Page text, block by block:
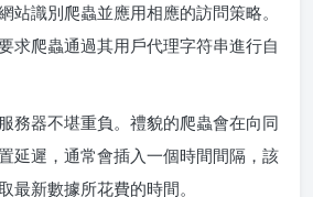
站識別爬蟲並應用相應的訪問策略。
求爬蟲通過其用戶代理字符串進行自
務器不堪重負。禮貌的爬蟲會在向同
延遲，通常會插入一個時間間隔，該
最新數據所花費的時間。